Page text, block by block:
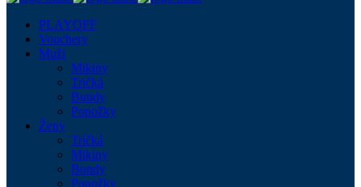
PLAYOFF
Vouchery
Muži
Mikiny
Tričká
Bundy
Ponožky
Ženy
Tričká
Mikiny
Bundy
Ponožky